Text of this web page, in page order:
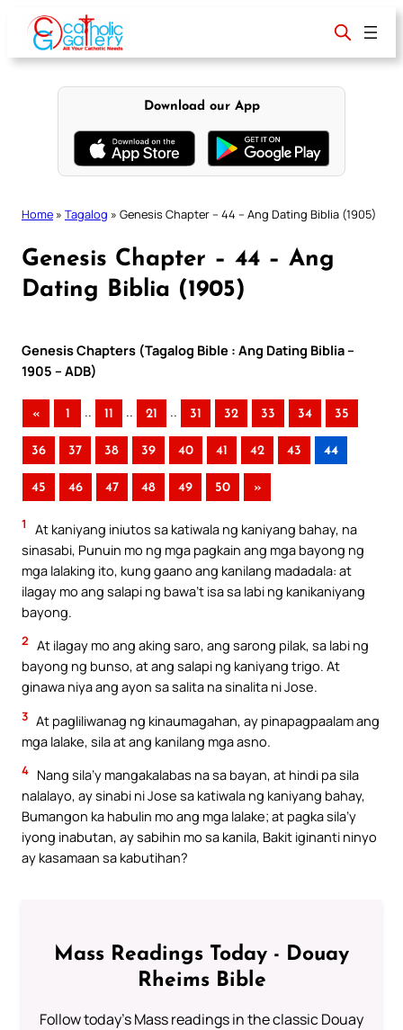
content
Download our App
Home » Tagalog » Genesis Chapter – 44 – Ang Dating Biblia (1905)
Genesis Chapter – 44 – Ang
Dating Biblia (1905)
Genesis Chapters (Tagalog Bible : Ang Dating Biblia –
1905 – ADB)
« 1 .. 11 .. 21 .. 31 32 33 34 35
36 37 38 39 40 41 42 43 44
45 46 47 48 49 50 »
1
At kaniyang iniutos sa katiwala ng kaniyang bahay, na
sinasabi, Punuin mo ng mga pagkain ang mga bayong ng
mga lalaking ito, kung gaano ang kanilang madadala: at
ilagay mo ang salapi ng bawa’t isa sa labi ng kanikaniyang
bayong.
2 At ilagay mo ang aking saro, ang sarong pilak, sa labi ng
bayong ng bunso, at ang salapi ng kaniyang trigo. At
ginawa niya ang ayon sa salita na sinalita ni Jose.
3 At pagliliwanag ng kinaumagahan, ay pinapagpaalam ang
mga lalake, sila at ang kanilang mga asno.
4 Nang sila’y mangakalabas na sa bayan, at hindi pa sila
nalalayo, ay sinabi ni Jose sa katiwala ng kaniyang bahay,
Bumangon ka habulin mo ang mga lalake; at pagka sila’y
iyong inabutan, ay sabihin mo sa kanila, Bakit iginanti ninyo
ay kasamaan sa kabutihan?
Mass Readings Today - Douay
Rheims Bible
Follow today's Mass readings in the classic Douay